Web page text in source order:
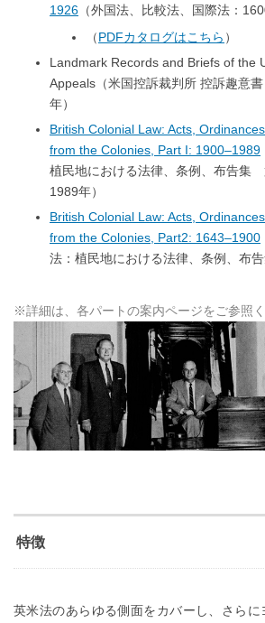
1926 （外国法、比較法、国際法：
（PDFカタログはこちら ）
Landmark Records and Briefs of the
Appeals（米国控訴裁判所 控訴趣意
年）
British Colonial Law: Acts,
from the Colonies, Part I: 1900–1989
植民地における法律、条例、布告集
1989年）
British Colonial Law: Acts,
from the Colonies, Part2: 1643–1900
法：植民地における法律、条例、布告
※詳細は、各パートの案内ページをご参照く
特徴
英米法のあらゆる側面をカバーし、さらに